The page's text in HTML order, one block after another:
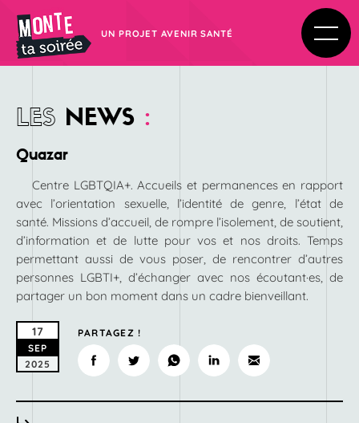
UN PROJET AVENIR SANTÉ
LES NEWS :
Quazar
Centre LGBTQIA+. Accueils et permanences en rapport
avec l’orientation sexuelle, l’identité de genre, l’état de
santé. Missions d’accueil, de rompre l’isolement, de soutient,
d’information et de lutte pour vos et nos droits. Temps
permettant aussi de vous poser, de rencontrer d’autres
personnes LGBTI+, d’échanger avec nos écoutant·es, de
partager un bon moment dans un cadre bienveillant.
17
SEP
2025
PARTAGEZ !